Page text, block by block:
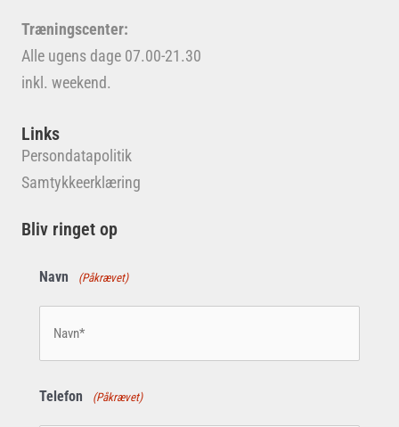
Træningscenter:
Alle ugens dage 07.00-21.30
inkl. weekend.
Links
Persondatapolitik
Samtykkeerklæring
Bliv ringet op
Navn (Påkrævet)
Telefon (Påkrævet)